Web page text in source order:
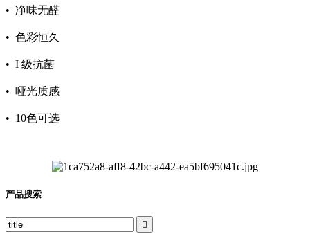
• 净味无醛
• 色彩恒久
• I 级抗菌
• 哑光质感
• 10色可选
产品搜索
